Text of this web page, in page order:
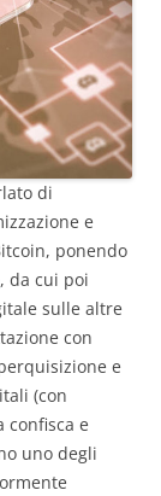
di
e
ponendo
, da cui poi
sulle altre
con
e
(con
confisca e
uno degli